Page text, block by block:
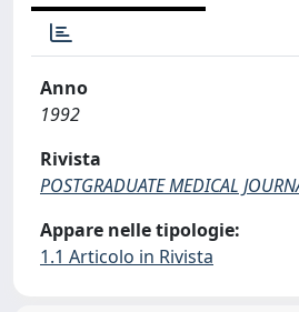
Anno
1992
Rivista
POSTGRADUATE MEDICAL
Appare nelle tipologie:
1.1 Articolo in Rivista